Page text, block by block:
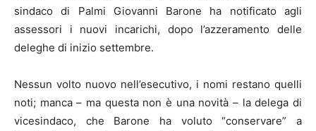
sindaco di Palmi Giovanni Barone ha notificato agli
assessori i nuovi incarichi, dopo l’azzeramento delle
deleghe di inizio settembre.
Nessun volto nuovo nell’esecutivo, i nomi restano quelli
noti; manca – ma questa non è una novità – la delega di
vicesindaco, che Barone ha voluto “conservare” a